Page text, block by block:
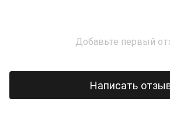
Добавьте первый
Написать